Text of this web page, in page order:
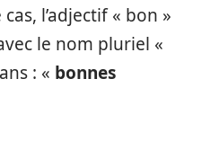
l’adjectif « bon »
le nom pluriel «
: « bonnes